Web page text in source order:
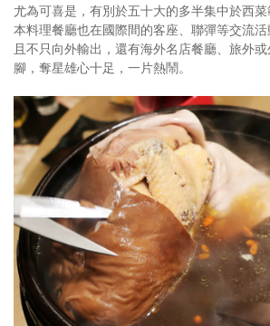
尤為可喜是，有別於五十大的多半集中於西
本料理餐廳也在國際間的客座、聯彈等交流活
且不只向外輸出，還有海外名店餐廳、旅外
腳，奪星雄心十足，一片熱鬧。